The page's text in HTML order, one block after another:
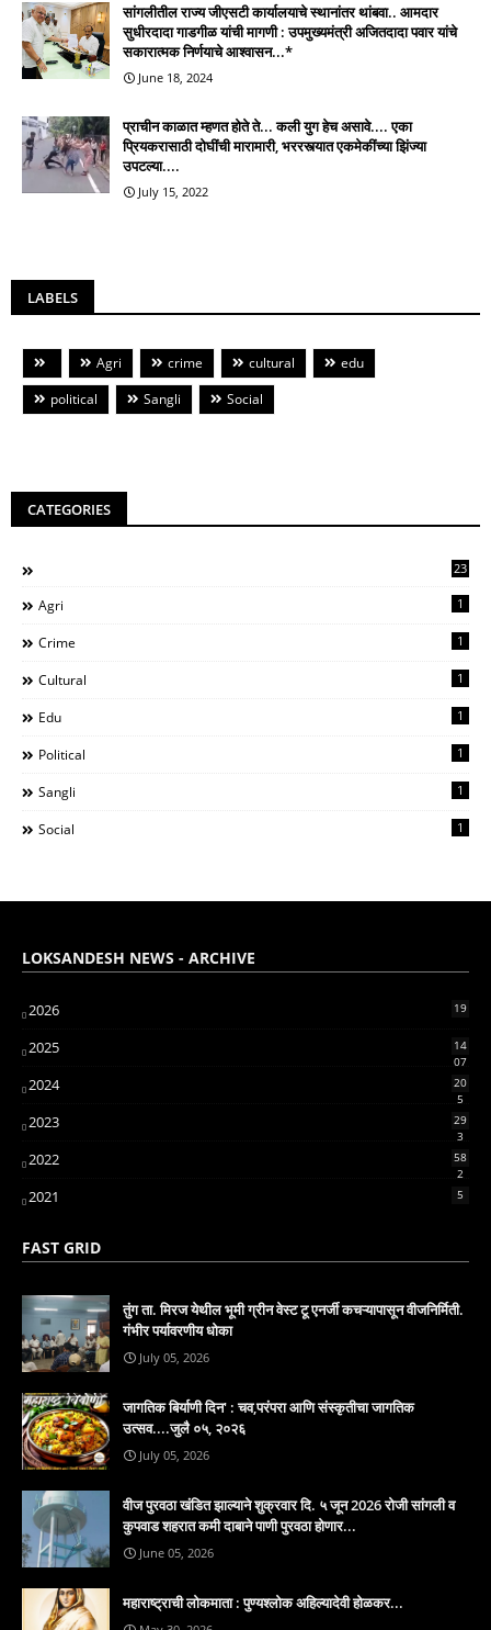
सांगलीतील राज्य जीएसटी कार्यालयाचे स्थानांतर थांबवा.. आमदार
सुधीरदादा गाडगीळ यांची मागणी : उपमुख्यमंत्री अजितदादा पवार यांचे
सकारात्मक निर्णयाचे आश्वासन...*
June 18, 2024
प्राचीन काळात म्हणत होते ते... कली युग हेच असावे.... एका
प्रियकरासाठी दोघींची मारामारी, भररस्त्यात एकमेकींच्या झिंज्या
उपटल्या....
July 15, 2022
LABELS
Agri crime cultural
edu
political
Sangli Social
CATEGORIES
23
Agri 1
Crime 1
Cultural 1
Edu 1
Political 1
Sangli 1
Social 1
LOKSANDESH NEWS - ARCHIVE
2026 19
2025
14
07
2024
20
5
2023
29
3
2022
58
2
2021 5
FAST GRID
तुंग ता. मिरज येथील भूमी ग्रीन वेस्ट टू एनर्जी कचऱ्यापासून वीजनिर्मिती.
गंभीर पर्यावरणीय धोका
July 05, 2026
जागतिक बिर्याणी दिन' : चव,परंपरा आणि संस्कृतीचा जागतिक
उत्सव....जुलै ०५, २०२६
July 05, 2026
वीज पुरवठा खंडित झाल्याने शुक्रवार दि. ५ जून 2026 रोजी सांगली व
कुपवाड शहरात कमी दाबाने पाणी पुरवठा होणार...
June 05, 2026
महाराष्ट्राची लोकमाता : पुण्यश्लोक अहिल्यादेवी होळकर...